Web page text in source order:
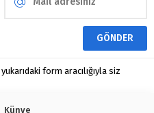
form aracılığıyla siz
Künye